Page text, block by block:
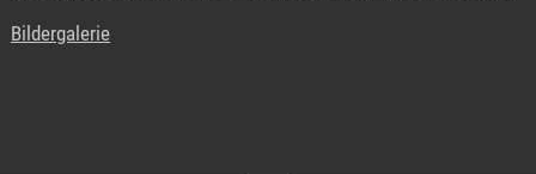
Bildergalerie